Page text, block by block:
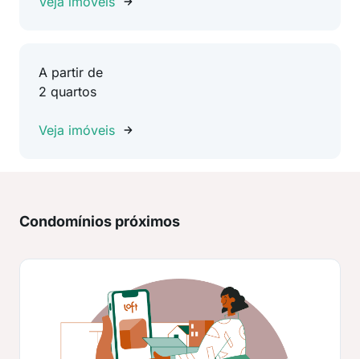
A partir de
2 quartos
Veja imóveis
Condomínios próximos